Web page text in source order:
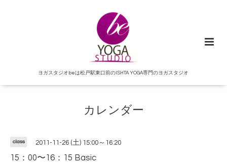
ヨガスタジオbeは松戸駅東口前のISHTA YOGA専門のヨガスタジオ
カレンダー
class 2011-11-26 (土) 15:00～16:20
15：00〜16：15 Basic